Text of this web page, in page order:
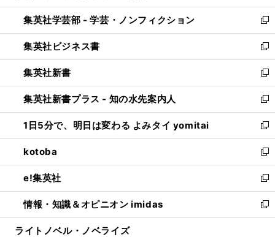
開
く
ウ
で
開
く
ン
ド
ウ
で
開
く
ウ
ィ
ン
ド
ウ
で
開
く
集英社学芸部 - 学芸・ノンフィクション
新
し
い
ウ
ィ
ン
ド
ウ
で
開
く
集英社ビジネス書
新
し
い
ウ
ィ
ン
ド
ウ
で
開
く
集英社新書
新
し
い
ウ
ィ
ン
ド
ウ
で
開
く
集英社新書プラス - 知の水先案内人
新
し
い
ウ
ィ
ン
ド
ウ
で
開
1日5分で、明日は変わる よみタイ yomitai
新
し
い
ウ
ィ
ン
ド
ウ
kotoba
新
し
い
ウ
ィ
ン
e!集英社
新
し
い
ウ
情報・知識＆オピニオン imidas
新
し
ライトノベル・ノベライズ